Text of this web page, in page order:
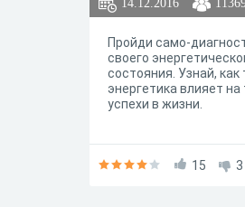
Пройди само-
своего
состояния. Узнай, как
энергетика влияет на
успехи в жизни.
15 3